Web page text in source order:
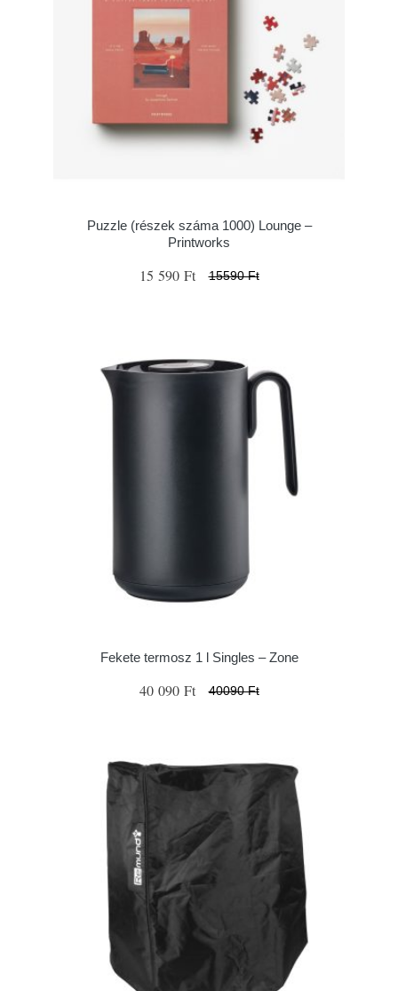
Puzzle (részek száma 1000) Lounge –
Printworks
15 590 Ft 15590 Ft
Fekete termosz 1 l Singles – Zone
40 090 Ft 40090 Ft